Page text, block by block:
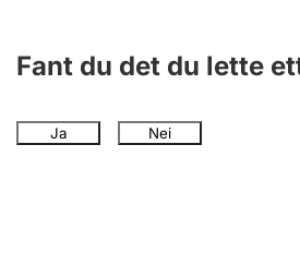
Fant du det du lette
Ja Nei